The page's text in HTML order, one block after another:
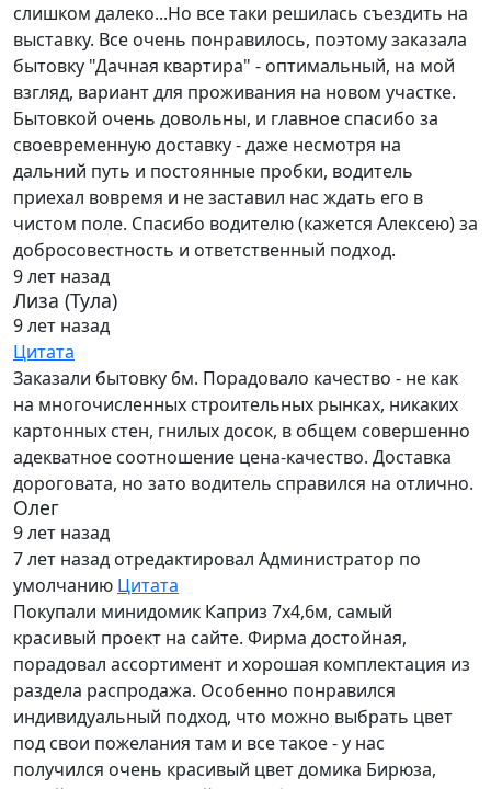
слишком далеко...Но все таки решилась съездить на
выставку. Все очень понравилось, поэтому заказала
бытовку "Дачная квартира" - оптимальный, на мой
взгляд, вариант для проживания на новом участке.
Бытовкой очень довольны, и главное спасибо за
своевременную доставку - даже несмотря на
дальний путь и постоянные пробки, водитель
приехал вовремя и не заставил нас ждать его в
чистом поле. Спасибо водителю (кажется Алексею) за
добросовестность и ответственный подход.
9 лет назад
Лиза (Тула)
9 лет назад
Цитата
Заказали бытовку 6м. Порадовало качество - не как
на многочисленных строительных рынках, никаких
картонных стен, гнилых досок, в общем совершенно
адекватное соотношение цена-качество. Доставка
дороговата, но зато водитель справился на отлично.
Олег
9 лет назад
7 лет назад отредактировал Администратор по
умолчанию Цитата
Покупали минидомик Каприз 7х4,6м, самый
красивый проект на сайте. Фирма достойная,
порадовал ассортимент и хорошая комплектация из
раздела распродажа. Особенно понравился
индивидуальный подход, что можно выбрать цвет
под свои пожелания там и все такое - у нас
получился очень красивый цвет домика Бирюза,